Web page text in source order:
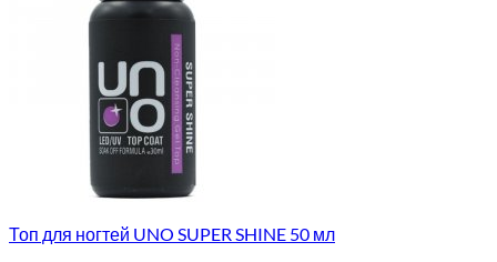
Топ для ногтей UNO SUPER SHINE 50 мл